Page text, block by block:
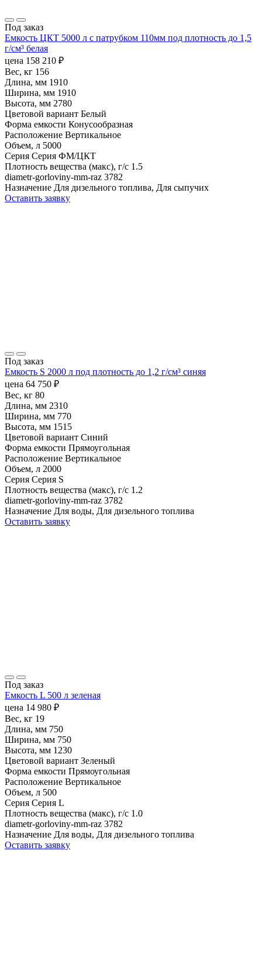
Под заказ
Емкость ЦКТ 5000 л с патрубком 110мм под плотность до 1,5
г/см³ белая
цена 158 210 ₽
Вес, кг 156
Длина, мм 1910
Ширина, мм 1910
Высота, мм 2780
Цветовой вариант Белый
Форма емкости Конусообразная
Расположение Вертикальное
Объем, л 5000
Серия Серия ФМ/ЦКТ
Плотность вещества (макс), г/с 1.5
diametr-gorloviny-mm-raz 3782
Назначение Для дизельного топлива, Для сыпучих
Оставить заявку
Под заказ
Емкость S 2000 л под плотность до 1,2 г/см³ синяя
цена 64 750 ₽
Вес, кг 80
Длина, мм 2310
Ширина, мм 770
Высота, мм 1515
Цветовой вариант Синий
Форма емкости Прямоугольная
Расположение Вертикальное
Объем, л 2000
Серия Серия S
Плотность вещества (макс), г/с 1.2
diametr-gorloviny-mm-raz 3782
Назначение Для воды, Для дизельного топлива
Оставить заявку
Под заказ
Емкость L 500 л зеленая
цена 14 980 ₽
Вес, кг 19
Длина, мм 750
Ширина, мм 750
Высота, мм 1230
Цветовой вариант Зеленый
Форма емкости Прямоугольная
Расположение Вертикальное
Объем, л 500
Серия Серия L
Плотность вещества (макс), г/с 1.0
diametr-gorloviny-mm-raz 3782
Назначение Для воды, Для дизельного топлива
Оставить заявку